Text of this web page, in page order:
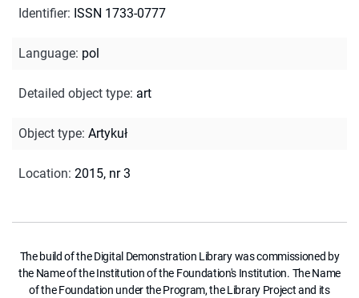
Identifier: ISSN 1733-0777
Language: pol
Detailed object type: art
Object type: Artykuł
Location: 2015, nr 3
The build of the Digital Demonstration Library was commissioned by
the Name of the Institution of the Foundation's Institution. The Name
of the Foundation under the Program, the Library Project and its